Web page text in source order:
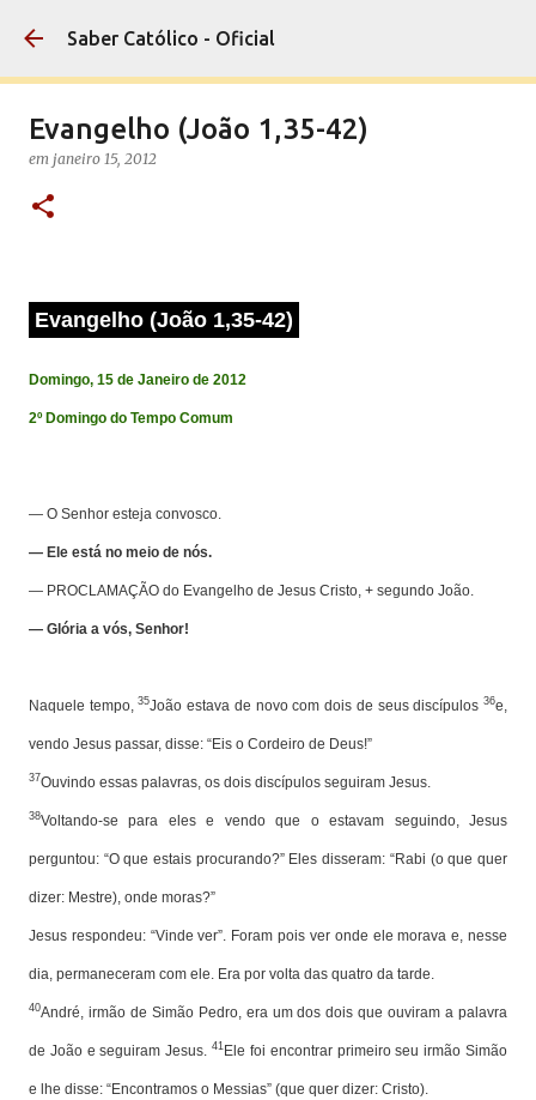
Pular para o conteúdo principal
Saber Católico - Oficial
Evangelho (João 1,35-42)
em janeiro 15, 2012
Evangelho (João 1,35-42)
Domingo, 15 de Janeiro de 2012
2º Domingo do Tempo Comum
— O Senhor esteja convosco.
— Ele está no meio de nós.
— PROCLAMAÇÃO do Evangelho de Jesus Cristo, + segundo João.
— Glória a vós, Senhor!
Naquele tempo,35João estava de novo com dois de seus discípulos36e,
vendo Jesus passar, disse: “Eis o Cordeiro de Deus!”
37Ouvindo essas palavras, os dois discípulos seguiram Jesus.
38Voltando-se para eles e vendo que o estavam seguindo, Jesus
perguntou: “O que estais procurando?” Eles disseram: “Rabi (o que quer
dizer: Mestre), onde moras?”
Jesus respondeu: “Vinde ver”. Foram pois ver onde ele morava e, nesse
dia, permaneceram com ele. Era por volta das quatro da tarde.
40André, irmão de Simão Pedro, era um dos dois que ouviram a palavra
de João e seguiram Jesus.41 Ele foi encontrar primeiro seu irmão Simão
e lhe disse: “Encontramos o Messias” (que quer dizer: Cristo).